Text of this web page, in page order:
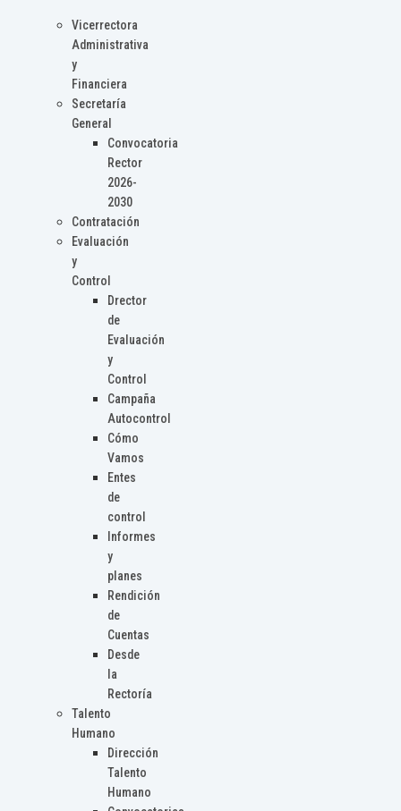
Vicerrectora
Administrativa
y
Financiera
Secretaría
General
Convocatoria
Rector
2026-
2030
Contratación
Evaluación
y
Control
Drector
de
Evaluación
y
Control
Campaña
Autocontrol
Cómo
Vamos
Entes
de
control
Informes
y
planes
Rendición
de
Cuentas
Desde
la
Rectoría
Talento
Humano
Dirección
Talento
Humano